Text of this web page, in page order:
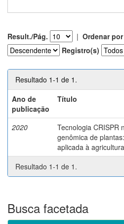
Result./Pág. | Ordenar por
Registro(s)
Resultado 1-1 de 1.
Ano de
publicação
Título
2020
Tecnologia CRISPR
genômica de
aplicada à
Resultado 1-1 de 1.
Busca facetada